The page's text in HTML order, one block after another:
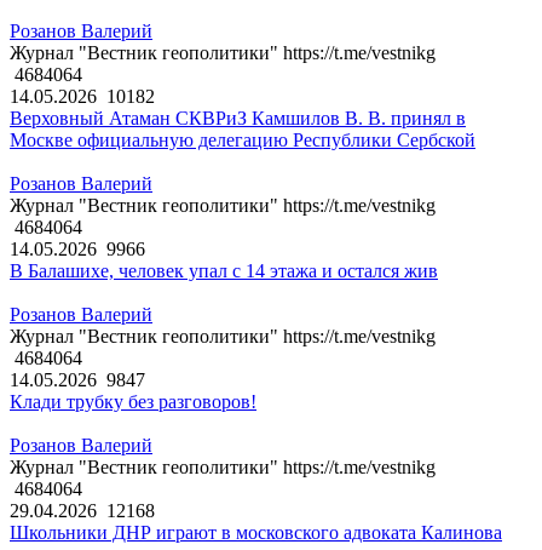
Розанов Валерий
Журнал "Вестник геополитики" https://t.me/vestnikg
4684064
14.05.2026 10182
Верховный Атаман СКВРиЗ Камшилов В. В. принял в
Москве официальную делегацию Республики Сербской
Розанов Валерий
Журнал "Вестник геополитики" https://t.me/vestnikg
4684064
14.05.2026 9966
В Балашихе, человек упал с 14 этажа и остался жив
Розанов Валерий
Журнал "Вестник геополитики" https://t.me/vestnikg
4684064
14.05.2026 9847
Клади трубку без разговоров!
Розанов Валерий
Журнал "Вестник геополитики" https://t.me/vestnikg
4684064
29.04.2026 12168
Школьники ДНР играют в московского адвоката Калинова